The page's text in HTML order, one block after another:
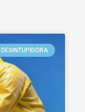
DESINTUPIDORA